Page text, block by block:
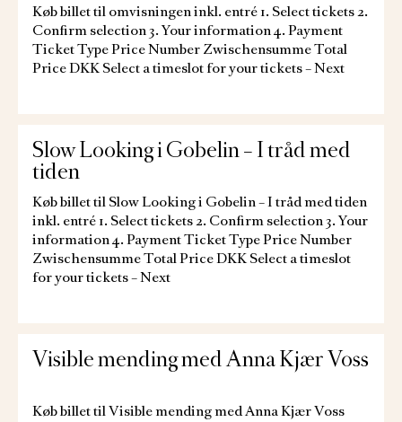
Køb billet til omvisningen inkl. entré 1. Select tickets 2.
Confirm selection 3. Your information 4. Payment
Ticket Type Price Number Zwischensumme Total
Price DKK Select a timeslot for your tickets – Next
Slow Looking i Gobelin – I tråd med
tiden
Køb billet til Slow Looking i Gobelin – I tråd med tiden
inkl. entré 1. Select tickets 2. Confirm selection 3. Your
information 4. Payment Ticket Type Price Number
Zwischensumme Total Price DKK Select a timeslot
for your tickets – Next
Visible mending med Anna Kjær Voss
Køb billet til Visible mending med Anna Kjær Voss